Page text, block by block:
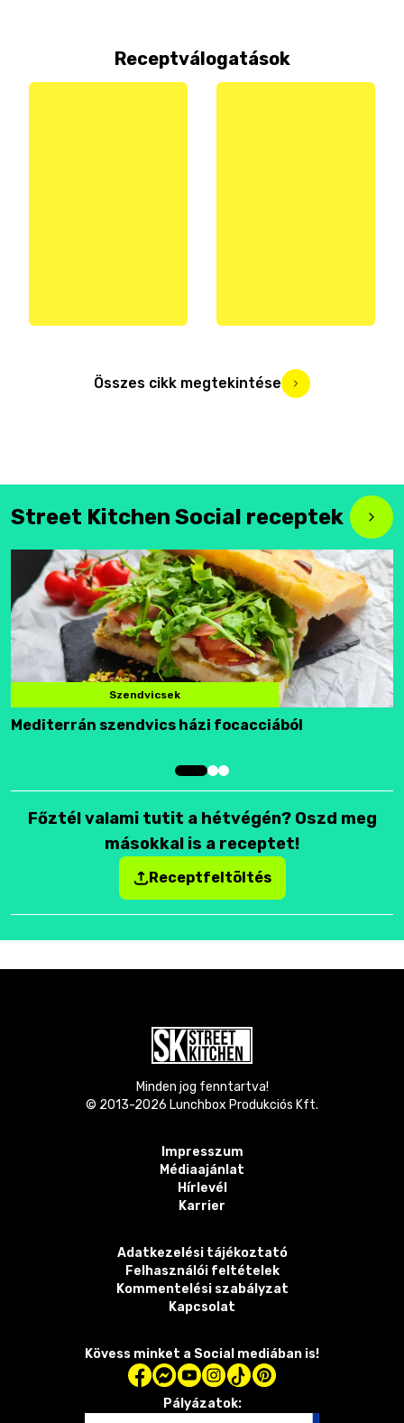
Receptválogatások
Összes cikk megtekintése
Street Kitchen Social receptek
Szendvicsek
Mediterrán szendvics házi focacciából
Főztél valami tutit a hétvégén? Oszd meg
másokkal is a receptet!
Receptfeltöltés
Minden jog fenntartva!
© 2013-2026 Lunchbox Produkciós Kft.
Impresszum
Médiaajánlat
Hírlevél
Karrier
Adatkezelési tájékoztató
Felhasználói feltételek
Kommentelési szabályzat
Kapcsolat
Kövess minket a Social mediában is!
Pályázatok: